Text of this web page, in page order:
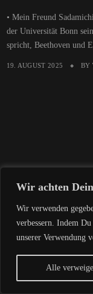
Wir achten
Wir verwenden
verbessern. Indem
unserer Verwendung
Alle
• Mein Freund
der Universität Bonn
spricht, Beethoven und
19. AUGUST 2025 BY